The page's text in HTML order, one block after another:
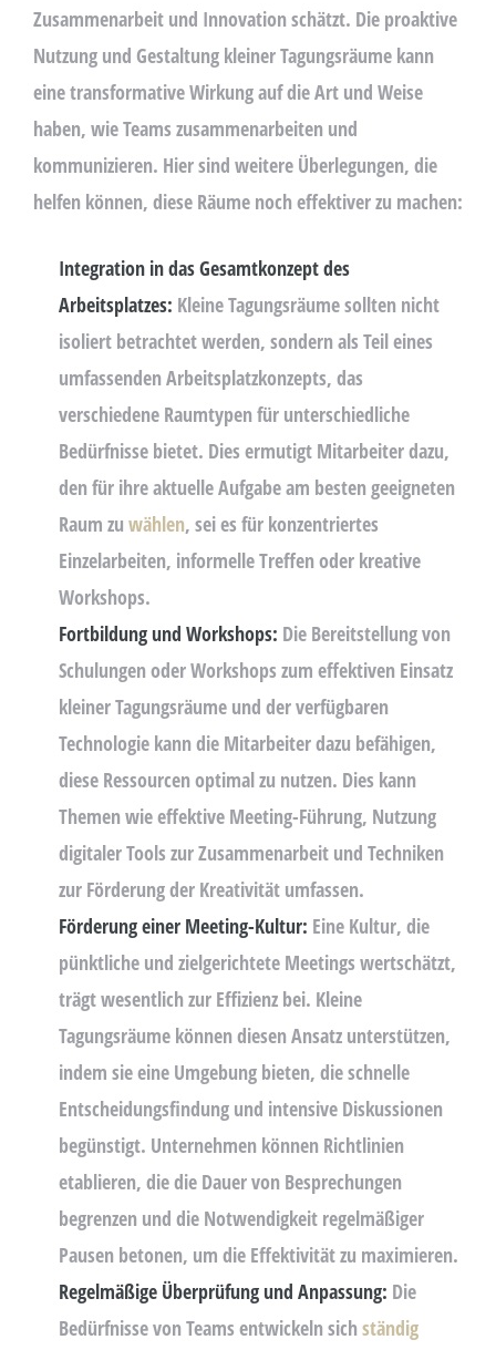
Zusammenarbeit und Innovation schätzt. Die proaktive
Nutzung und Gestaltung kleiner Tagungsräume kann
eine transformative Wirkung auf die Art und Weise
haben, wie Teams zusammenarbeiten und
kommunizieren. Hier sind weitere Überlegungen, die
helfen können, diese Räume noch effektiver zu machen:
Integration in das Gesamtkonzept des
Arbeitsplatzes: Kleine Tagungsräume sollten nicht
isoliert betrachtet werden, sondern als Teil eines
umfassenden Arbeitsplatzkonzepts, das
verschiedene Raumtypen für unterschiedliche
Bedürfnisse bietet. Dies ermutigt Mitarbeiter dazu,
den für ihre aktuelle Aufgabe am besten geeigneten
Raum zuwählen, sei es für konzentriertes
Einzelarbeiten, informelle Treffen oder kreative
Workshops.
Fortbildung und Workshops: Die Bereitstellung von
Schulungen oder Workshops zum effektiven Einsatz
kleiner Tagungsräume und der verfügbaren
Technologie kann die Mitarbeiter dazu befähigen,
diese Ressourcen optimal zu nutzen. Dies kann
Themen wie effektive Meeting-Führung, Nutzung
digitaler Tools zur Zusammenarbeit und Techniken
zur Förderung der Kreativität umfassen.
Förderung einer Meeting-Kultur: Eine Kultur, die
pünktliche und zielgerichtete Meetings wertschätzt,
trägt wesentlich zur Effizienz bei. Kleine
Tagungsräume können diesen Ansatz unterstützen,
indem sie eine Umgebung bieten, die schnelle
Entscheidungsfindung und intensive Diskussionen
begünstigt. Unternehmen können Richtlinien
etablieren, die die Dauer von Besprechungen
begrenzen und die Notwendigkeit regelmäßiger
Pausen betonen, um die Effektivität zu maximieren.
Regelmäßige Überprüfung und Anpassung: Die
Bedürfnisse von Teams entwickeln sichständig